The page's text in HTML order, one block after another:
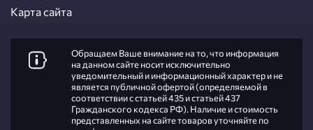
Карта сайта
Обращаем Ваше внимание на то, что информация
на данном сайте носит исключительно
уведомительный и информационный характер и не
является публичной офертой (определяемой в
соответствии с статьей 435 и статьей 437
Гражданского кодекса РФ). Наличие и стоимость
представленных на сайте товаров уточняйте по